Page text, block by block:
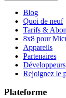
Blog
Quoi de neuf
Tarifs &
8x8 pour
Appareils
Partenaires
Développeurs
Rejoignez le
Plateforme